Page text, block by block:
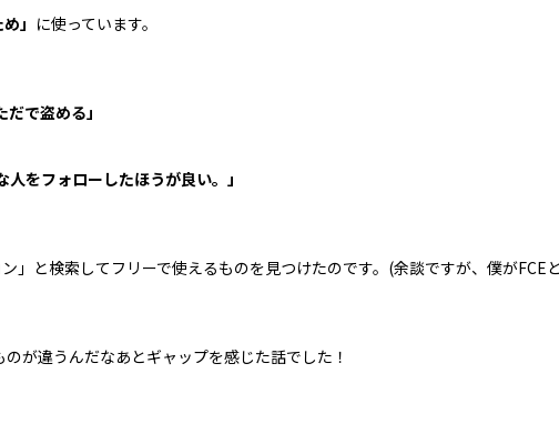
」 に使っています。
で盗める」
人をフォローしたほうが良い。」
」と検索してフリーで使えるものを見つけたのです。(余談ですが、僕がFCE
が違うんだなあとギャップを感じた話でした！